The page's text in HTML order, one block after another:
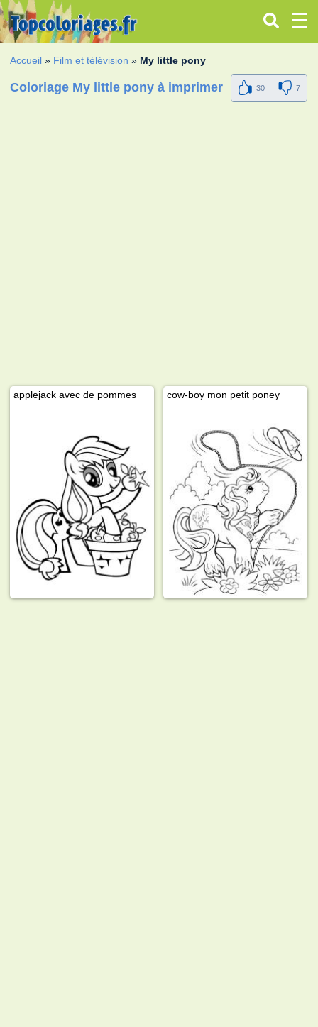
Accueil » Film et télévision » My little pony
Coloriage My little pony à imprimer 30 7
applejack avec de pommes cow-boy mon petit poney